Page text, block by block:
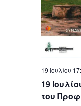
19
του
19 Ιουλίου